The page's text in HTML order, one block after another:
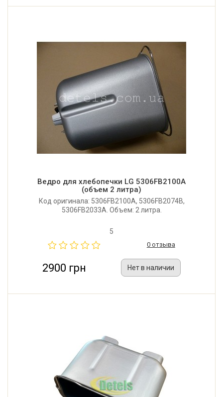
Ведро для хлебопечки LG 5306FB2100A
(объем 2 литра)
Код оригинала: 5306FB2100A, 5306FB2074B,
5306FB2033A. Объем: 2 литра.
5
0 отзыва
2900 грн Нет в наличии